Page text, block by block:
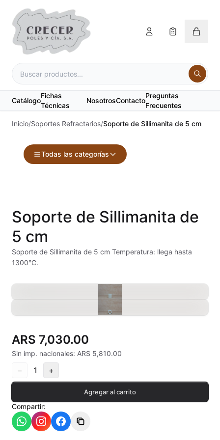
Catálogo
Fichas
Técnicas
NosotrosContacto
Preguntas
Frecuentes
Inicio/Soportes Refractarios/Soporte de Sillimanita de 5 cm
Todas las categorías
Arcilla Secado al Aire
Bizcochos cerámicos
Conos pirometricos Orton
Contramoldes
Crayones cerámicos
Crisoles refractarios
Engobes
Esmaltes Artisticos
Soporte de Sillimanita de
5 cm
Soporte de Sillimanita de 5 cm Temperatura: llega hasta
1300°C.
ARS 7,030.00
Sin imp. nacionales: ARS 5,810.00
− 1 +
Agregar al carrito
Compartir: